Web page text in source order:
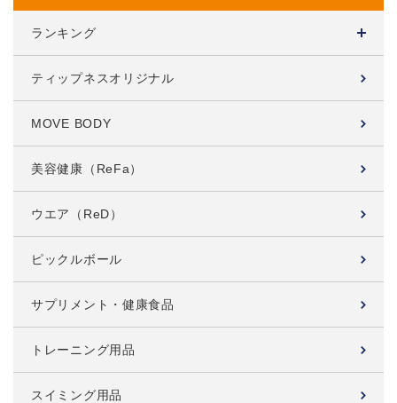
ランキング
ティップネスオリジナル
MOVE BODY
美容健康（ReFa）
ウエア（ReD）
ピックルボール
サプリメント・健康食品
トレーニング用品
スイミング用品